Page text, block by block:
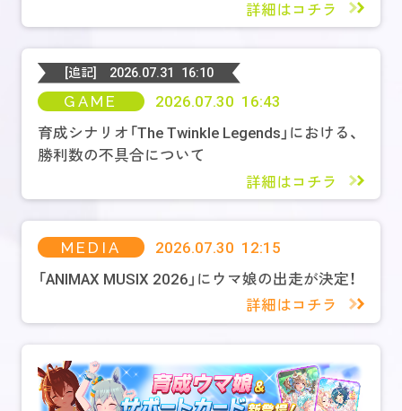
詳細はコチラ
[追記] 2026.07.31 16:10
GAME
2026.07.30 16:43
育成シナリオ「The Twinkle Legends」における、
勝利数の不具合について
詳細はコチラ
MEDIA
2026.07.30 12:15
「ANIMAX MUSIX 2026」にウマ娘の出走が決定！
詳細はコチラ